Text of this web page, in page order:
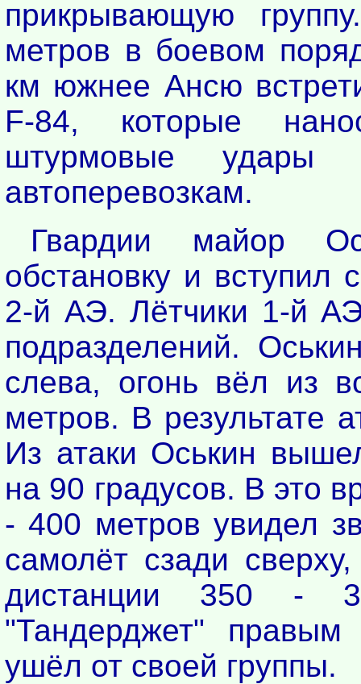
прикрывающую
метров в боевом
км южнее Ансю
F-84, которые
штурмовые удары
автоперевозкам.
Гвардии майор
обстановку и
2-й АЭ. Лётчики 1-й
подразделений.
слева, огонь вёл из
метров. В результате
Из атаки Оськин
на 90 градусов. В это
- 400 метров увидел
самолёт сзади
дистанции 350 -
"Тандерджет"
ушёл от своей группы.